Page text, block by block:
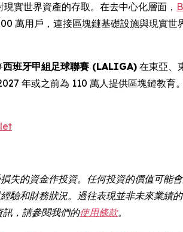
實世界資產的存取。在去中心化層面，
萬用戶，連接區塊鏈基礎設施與現實
西班牙甲組足球聯賽 (LALIGA) 在東亞、
年或之前為 110 萬人提供區塊鏈教
失的資金作投資。任何投資的價值可能
和財務狀況。過往表現並非未來業績
，請參閱我們的使用條款。